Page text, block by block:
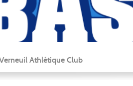
Athlétique Club